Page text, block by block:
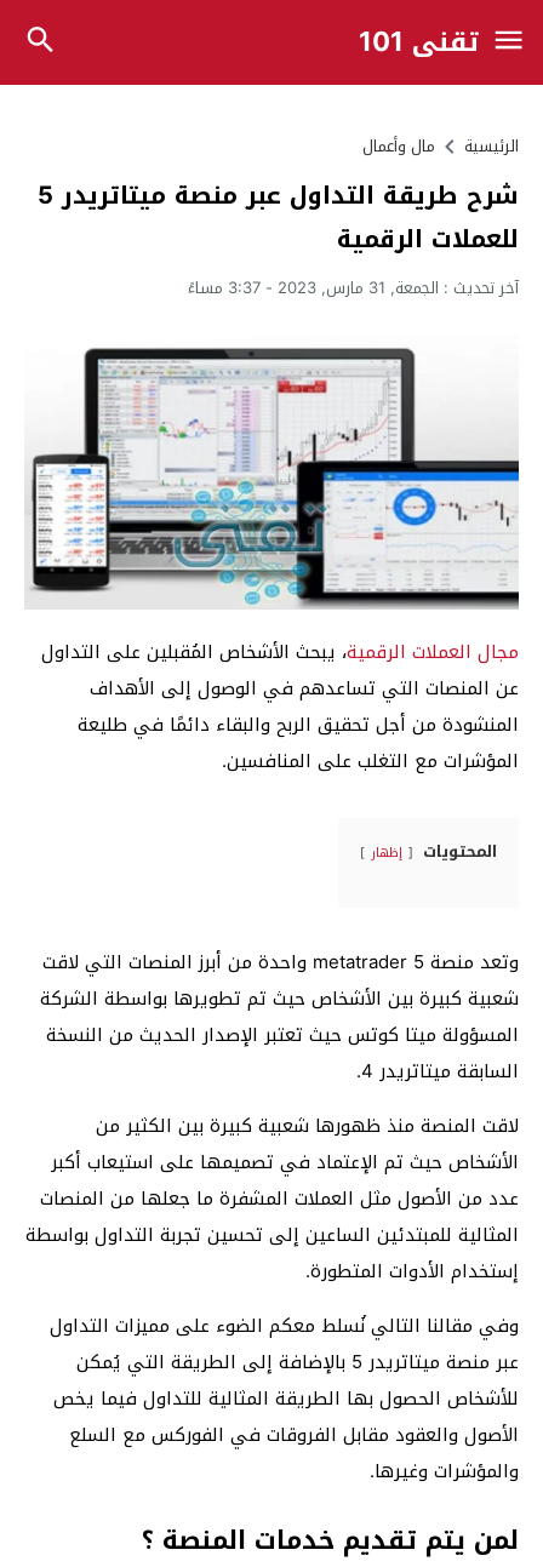
تقني 101
الرئيسية مال وأعمال
شرح طريقة التداول عبر منصة ميتاتريدر 5
للعملات الرقمية
آخر تحديث : الجمعة, 31 مارس, 2023 - 3:37 مساءً
مجال العملات الرقمية، يبحث الأشخاص المُقبلين على التداول
عن المنصات التي تساعدهم في الوصول إلى الأهداف
المنشودة من أجل تحقيق الربح والبقاء دائمًا في طليعة
المؤشرات مع التغلب على المنافسين.
المحتويات إظهار
وتعد منصة metatrader 5 واحدة من أبرز المنصات التي لاقت
شعبية كبيرة بين الأشخاص حيث تم تطويرها بواسطة الشركة
المسؤولة ميتا كوتس حيث تعتبر الإصدار الحديث من النسخة
السابقة ميتاتريدر 4.
لاقت المنصة منذ ظهورها شعبية كبيرة بين الكثير من
الأشخاص حيث تم الإعتماد في تصميمها على استيعاب أكبر
عدد من الأصول مثل العملات المشفرة ما جعلها من المنصات
المثالية للمبتدئين الساعين إلى تحسين تجربة التداول بواسطة
إستخدام الأدوات المتطورة.
وفي مقالنا التالي نُسلط معكم الضوء على مميزات التداول
عبر منصة ميتاتريدر 5 بالإضافة إلى الطريقة التي يُمكن
للأشخاص الحصول بها الطريقة المثالية للتداول فيما يخص
الأصول والعقود مقابل الفروقات في الفوركس مع السلع
والمؤشرات وغيرها.
لمن يتم تقديم خدمات المنصة ؟